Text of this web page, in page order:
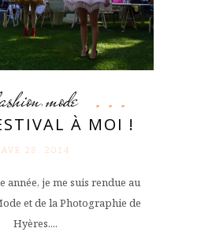
, mode
À MOI !
AVR 28. 2014
année, je me suis rendue au
et de la Photographie de
Hyères....